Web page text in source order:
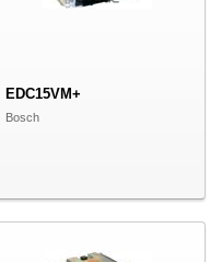
EDC15VM+
Bosch